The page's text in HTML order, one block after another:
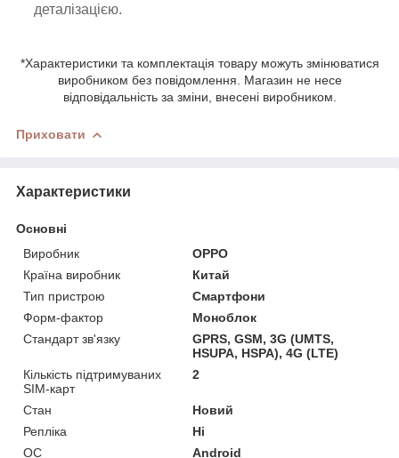
деталізацією.
*Характеристики та комплектація товару можуть змінюватися
виробником без повідомлення. Магазин не несе
відповідальність за зміни, внесені виробником.
Приховати
Характеристики
Основні
Виробник
OPPO
Країна виробник
Китай
Тип пристрою
Смартфони
Форм-фактор
Моноблок
Стандарт зв'язку
GPRS, GSM, 3G (UMTS,
HSUPA, HSPA), 4G (LTE)
Кількість підтримуваних
SIM-карт
2
Стан
Новий
Репліка
Ні
ОС
Android